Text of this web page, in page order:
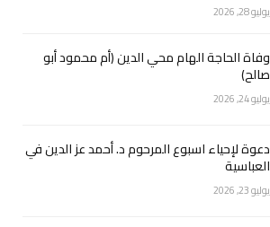
يوليو 28, 2026
وفاة الحاجة الهام محي الدين (أم محمود أبو
صالح)
يوليو 24, 2026
دعوة لإحياء اسبوع المرحوم د. أحمد عز الدين في
العباسية
يوليو 23, 2026